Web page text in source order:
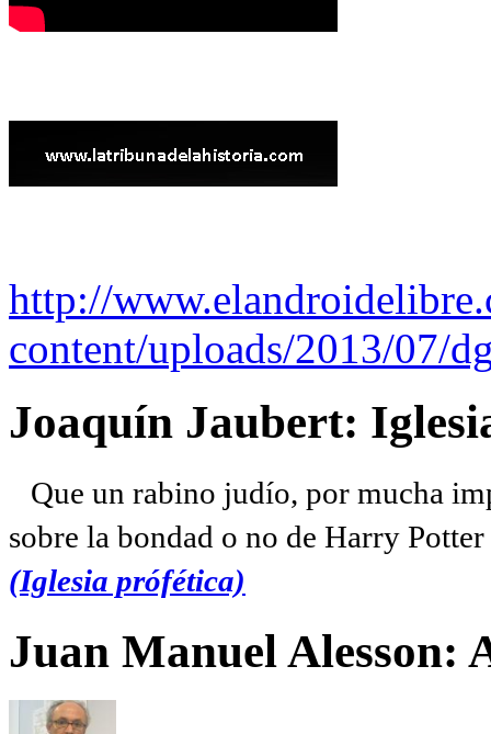
http://
content/uploads/2013/07/
Joaquín Jaubert:
Que un rabino judío, por mucha
sobre la bondad o no de Harry
(Iglesia prófética)
Juan Manuel Alesson: